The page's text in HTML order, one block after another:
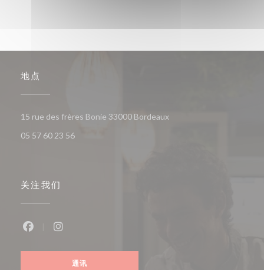
地点
15 rue des frères Bonie 33000 Bordeaux((在新窗口中打开))
05 57 60 23 56
关注我们
通讯